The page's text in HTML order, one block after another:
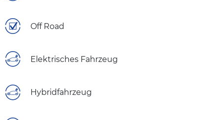
Off Road
Elektrisches Fahrzeug
Hybridfahrzeug